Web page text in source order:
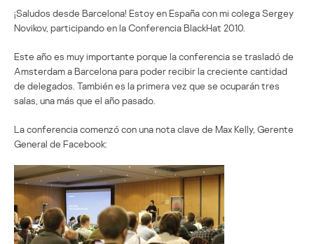
¡Saludos desde Barcelona! Estoy en España con mi colega Sergey
Novikov, participando en la Conferencia BlackHat 2010.
Este año es muy importante porque la conferencia se trasladó de
Amsterdam a Barcelona para poder recibir la creciente cantidad
de delegados. También es la primera vez que se ocuparán tres
salas, una más que el año pasado.
La conferencia comenzó con una nota clave de Max Kelly, Gerente
General de Facebook: